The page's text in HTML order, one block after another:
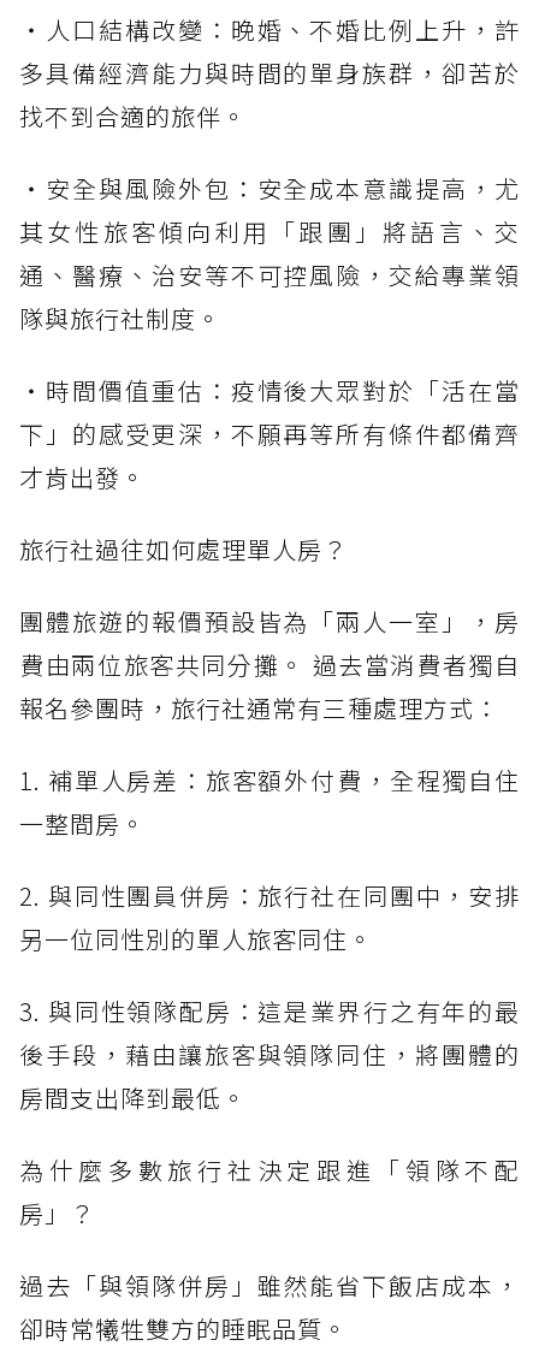
・人口結構改變：晚婚、不婚比例上升，許
多具備經濟能力與時間的單身族群，卻苦於
找不到合適的旅伴。
・安全與風險外包：安全成本意識提高，尤
其女性旅客傾向利用「跟團」將語言、交
通、醫療、治安等不可控風險，交給專業領
隊與旅行社制度。
・時間價值重估：疫情後大眾對於「活在當
下」的感受更深，不願再等所有條件都備齊
才肯出發。
旅行社過往如何處理單人房？
團體旅遊的報價預設皆為「兩人一室」，房
費由兩位旅客共同分攤。 過去當消費者獨自
報名參團時，旅行社通常有三種處理方式：
1. 補單人房差：旅客額外付費，全程獨自住
一整間房。
2. 與同性團員併房：旅行社在同團中，安排
另一位同性別的單人旅客同住。
3. 與同性領隊配房：這是業界行之有年的最
後手段，藉由讓旅客與領隊同住，將團體的
房間支出降到最低。
為什麼多數旅行社決定跟進「領隊不配
房」？
過去「與領隊併房」雖然能省下飯店成本，
卻時常犧牲雙方的睡眠品質。